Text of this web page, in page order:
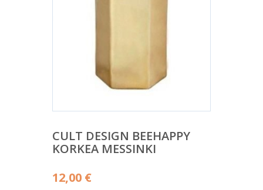
CULT DESIGN BEEHAPPY
KORKEA MESSINKI
12,00 €